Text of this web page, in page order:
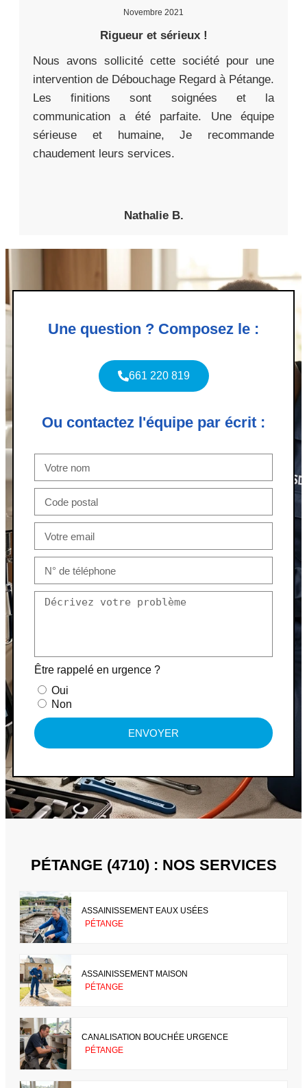
Novembre 2021
Rigueur et sérieux !
Nous avons sollicité cette société pour une
intervention de Débouchage Regard à Pétange.
Les finitions sont soignées et la
communication a été parfaite. Une équipe
sérieuse et humaine, Je recommande
chaudement leurs services.
Nathalie B.
Une question ? Composez le :
661 220 819
Ou contactez l'équipe par écrit :
Être rappelé en urgence ?
Oui
Non
ENVOYER
PÉTANGE (4710) : NOS SERVICES
ASSAINISSEMENT EAUX USÉES
PÉTANGE
ASSAINISSEMENT MAISON
PÉTANGE
CANALISATION BOUCHÉE URGENCE
PÉTANGE